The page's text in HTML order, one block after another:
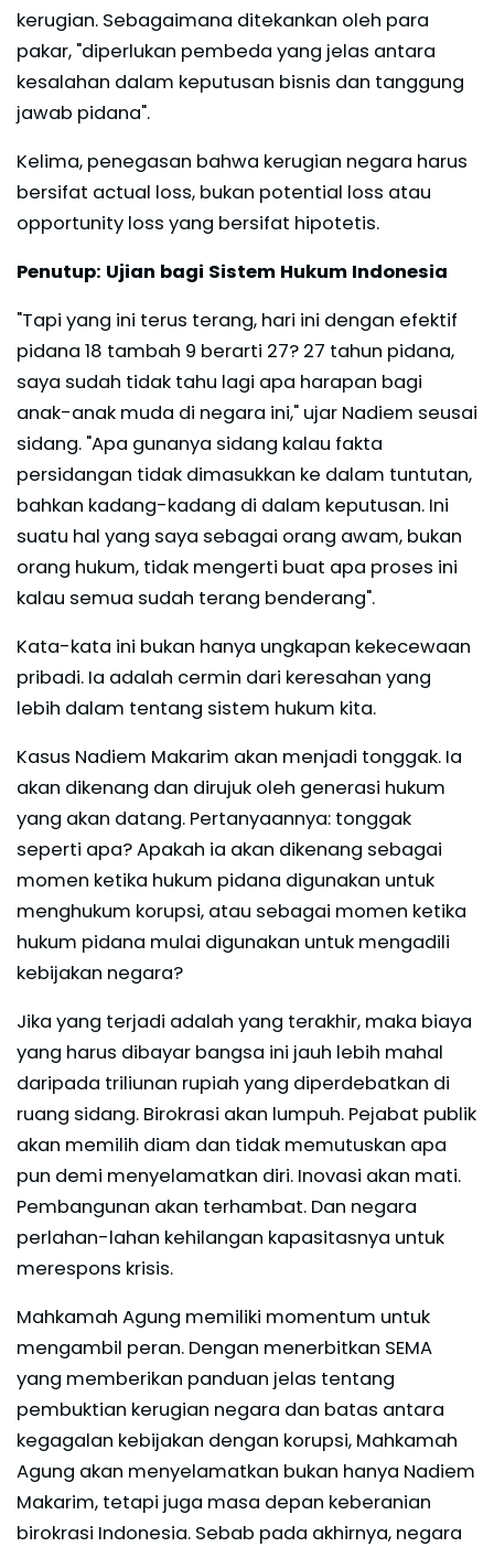
kerugian. Sebagaimana ditekankan oleh para
pakar, "diperlukan pembeda yang jelas antara
kesalahan dalam keputusan bisnis dan tanggung
jawab pidana".
Kelima, penegasan bahwa kerugian negara harus
bersifat actual loss, bukan potential loss atau
opportunity loss yang bersifat hipotetis.
Penutup: Ujian bagi Sistem Hukum Indonesia
"Tapi yang ini terus terang, hari ini dengan efektif
pidana 18 tambah 9 berarti 27? 27 tahun pidana,
saya sudah tidak tahu lagi apa harapan bagi
anak-anak muda di negara ini," ujar Nadiem seusai
sidang. "Apa gunanya sidang kalau fakta
persidangan tidak dimasukkan ke dalam tuntutan,
bahkan kadang-kadang di dalam keputusan. Ini
suatu hal yang saya sebagai orang awam, bukan
orang hukum, tidak mengerti buat apa proses ini
kalau semua sudah terang benderang".
Kata-kata ini bukan hanya ungkapan kekecewaan
pribadi. Ia adalah cermin dari keresahan yang
lebih dalam tentang sistem hukum kita.
Kasus Nadiem Makarim akan menjadi tonggak. Ia
akan dikenang dan dirujuk oleh generasi hukum
yang akan datang. Pertanyaannya: tonggak
seperti apa? Apakah ia akan dikenang sebagai
momen ketika hukum pidana digunakan untuk
menghukum korupsi, atau sebagai momen ketika
hukum pidana mulai digunakan untuk mengadili
kebijakan negara?
Jika yang terjadi adalah yang terakhir, maka biaya
yang harus dibayar bangsa ini jauh lebih mahal
daripada triliunan rupiah yang diperdebatkan di
ruang sidang. Birokrasi akan lumpuh. Pejabat publik
akan memilih diam dan tidak memutuskan apa
pun demi menyelamatkan diri. Inovasi akan mati.
Pembangunan akan terhambat. Dan negara
perlahan-lahan kehilangan kapasitasnya untuk
merespons krisis.
Mahkamah Agung memiliki momentum untuk
mengambil peran. Dengan menerbitkan SEMA
yang memberikan panduan jelas tentang
pembuktian kerugian negara dan batas antara
kegagalan kebijakan dengan korupsi, Mahkamah
Agung akan menyelamatkan bukan hanya Nadiem
Makarim, tetapi juga masa depan keberanian
birokrasi Indonesia. Sebab pada akhirnya, negara